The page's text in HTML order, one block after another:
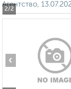
2/2
Агентство,
‹